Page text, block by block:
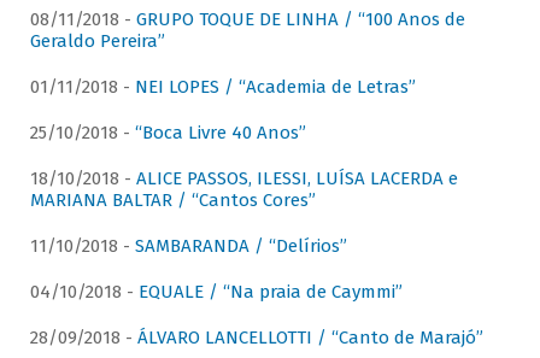
08/11/2018 - GRUPO TOQUE DE LINHA / “100 Anos de
Geraldo Pereira”
01/11/2018 - NEI LOPES / “Academia de Letras”
25/10/2018 - “Boca Livre 40 Anos”
18/10/2018 - ALICE PASSOS, ILESSI, LUÍSA LACERDA e
MARIANA BALTAR / “Cantos Cores”
11/10/2018 - SAMBARANDA / “Delírios”
04/10/2018 - EQUALE / “Na praia de Caymmi”
28/09/2018 - ÁLVARO LANCELLOTTI / “Canto de Marajó”